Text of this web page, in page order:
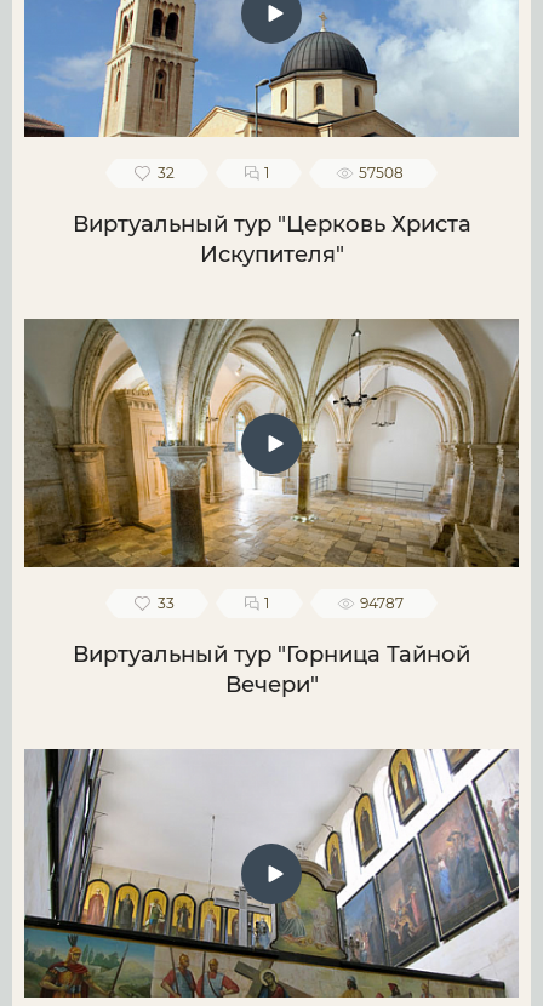
32 1 57508
Виртуальный тур "Церковь Христа
Искупителя"
33 1 94787
Виртуальный тур "Горница Тайной
Вечери"